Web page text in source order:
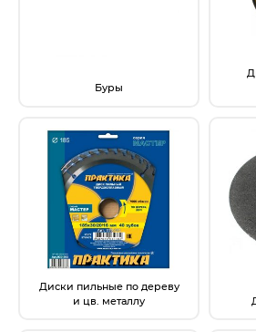
Строительное оборудование
Электроинструмент
Электрохозтовары
Буры
Диски пильные по дереву
и цв. металлу